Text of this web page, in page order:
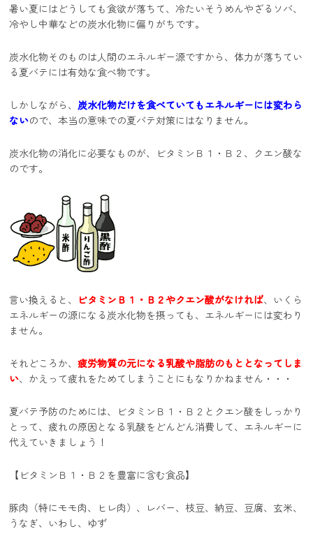
暑い夏にはどうしても食欲が落ちて、冷たいそうめんやざるソバ、
冷やし中華などの炭水化物に偏りがちです。
炭水化物そのものは人間のエネルギー源ですから、体力が落ちてい
る夏バテには有効な食べ物です。
しかしながら、 炭水化物だけを食べていてもエネルギーには変わら
ないので、本当の意味での夏バテ対策にはなりません。
炭水化物の消化に必要なものが、ビタミンＢ１・Ｂ２、クエン酸な
のです。
言い換えると、 ビタミンＢ１・Ｂ２やクエン酸がなければ、いくら
エネルギーの源になる炭水化物を摂っても、エネルギーには変わり
ません。
それどころか、疲労物質の元になる乳酸や脂肪のもととなってしま
い、かえって疲れをためてしまうことにもなりかねません・・・
夏バテ予防のためには、ビタミンＢ１・Ｂ２とクエン酸をしっかり
とって、疲れの原因となる乳酸をどんどん消費して、エネルギーに
代えていきましょう！
【ビタミンＢ１・Ｂ２を豊富に含む食品】
豚肉（特にモモ肉、ヒレ肉）、レバー、枝豆、納豆、豆腐、玄米、
うなぎ、いわし、ゆず